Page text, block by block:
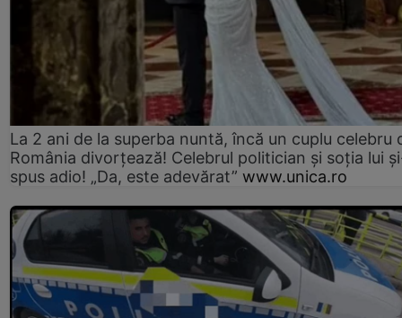
La 2 ani de la superba nuntă, încă un cuplu celebru
România divorțează! Celebrul politician și soția lui
spus adio! „Da, este adevărat” www.unica.ro